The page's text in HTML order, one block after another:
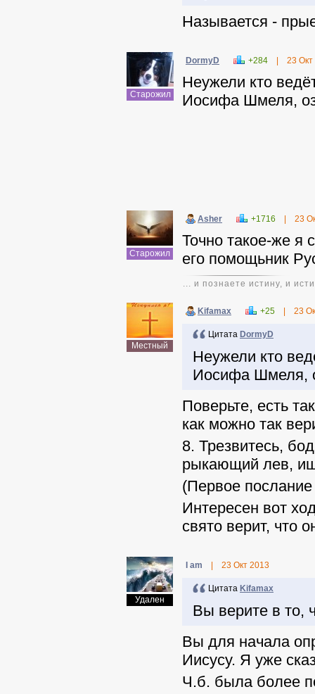
Называется -
Старожил
DormyD +284 23 Окт
Неужели кто
Иосифа Шмеля,
Старожил
Asher +1716 23
Точно такое-же я
его помощьник
... и познаете истину, и
Местный
Kifamax +25 23
Цитата DormyD
Неужели кто
Иосифа Шмеля,
Поверьте, есть
как можно так
8. Трезвитесь,
рыкающий лев,
(Первое
Интересен вот
свято верит, что
Удален
I am 23 Окт 2013
Цитата Kifamax
Вы верите в то,
Вы для начала
Иисусу. Я уже
Ч.б. была более